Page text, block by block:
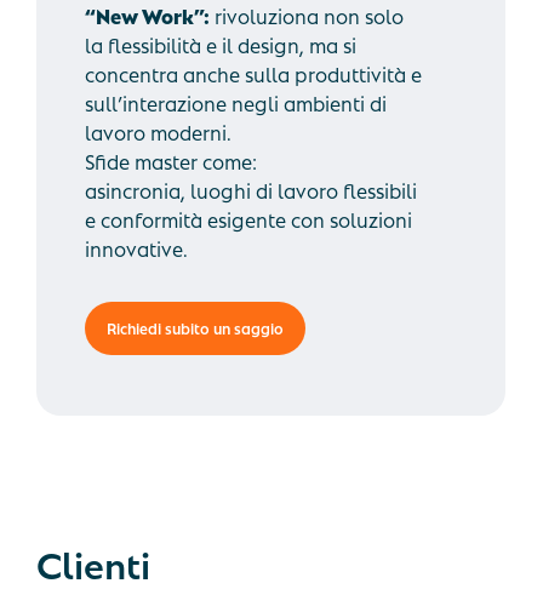
“New Work”: rivoluziona non solo
la flessibilità e il design, ma si
concentra anche sulla produttività e
sull’interazione negli ambienti di
lavoro moderni.
Sfide master come:
asincronia, luoghi di lavoro flessibili
e conformità esigente con soluzioni
innovative.
Richiedi subito un saggio
Clienti